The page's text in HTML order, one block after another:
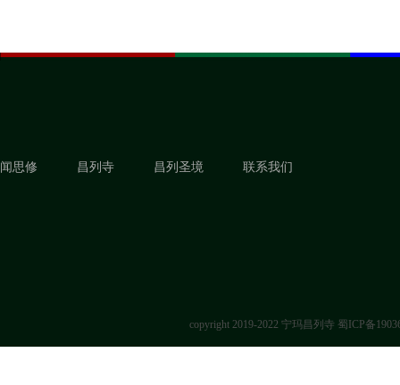
闻思修 昌列寺 昌列圣境 联系我们
copyright 2019-2022 宁玛昌列寺 蜀ICP备